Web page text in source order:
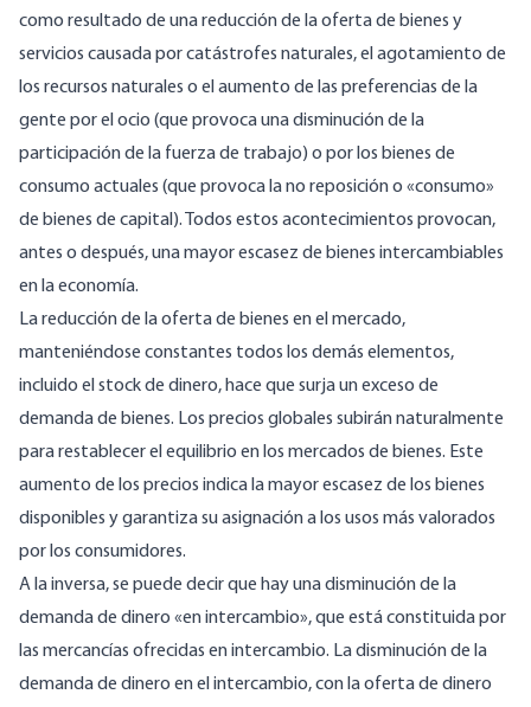
como resultado de una reducción de la oferta de bienes y
servicios causada por catástrofes naturales, el agotamiento de
los recursos naturales o el aumento de las preferencias de la
gente por el ocio (que provoca una disminución de la
participación de la fuerza de trabajo) o por los bienes de
consumo actuales (que provoca la no reposición o «consumo»
de bienes de capital). Todos estos acontecimientos provocan,
antes o después, una mayor escasez de bienes intercambiables
en la economía.
La reducción de la oferta de bienes en el mercado,
manteniéndose constantes todos los demás elementos,
incluido el stock de dinero, hace que surja un exceso de
demanda de bienes. Los precios globales subirán naturalmente
para restablecer el equilibrio en los mercados de bienes. Este
aumento de los precios indica la mayor escasez de los bienes
disponibles y garantiza su asignación a los usos más valorados
por los consumidores.
A la inversa, se puede decir que hay una disminución de la
demanda de dinero «en intercambio», que está constituida por
las mercancías ofrecidas en intercambio. La disminución de la
demanda de dinero en el intercambio, con la oferta de dinero